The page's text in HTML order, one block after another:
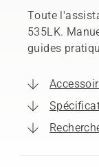
Toute
535LK.
guides